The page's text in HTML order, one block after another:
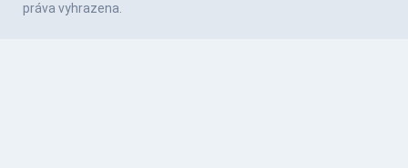
práva vyhrazena.